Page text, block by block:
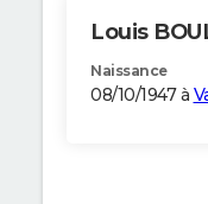
Louis
Naissance
08/10/1947 à